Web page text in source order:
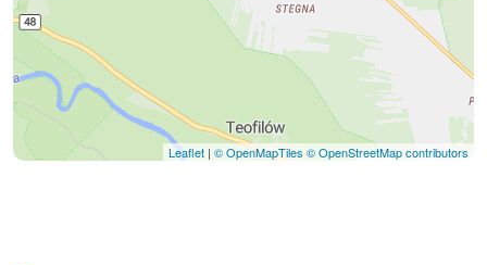
Leaflet | © OpenMapTiles © OpenStreetMap contributors